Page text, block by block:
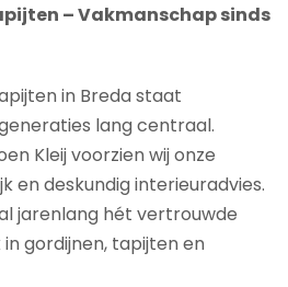
– Vakmanschap sinds
in Breda staat
lang centraal.
Kleij voorzien wij onze
en deskundig interieuradvies.
jarenlang hét vertrouwde
gordijnen, tapijten en